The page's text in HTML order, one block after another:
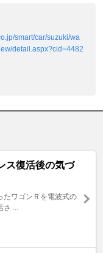
smart/car/suzuki/wa
detail.aspx?cid=4482
ス復活後の気づ
たワゴンＲを電波式の
さ ...